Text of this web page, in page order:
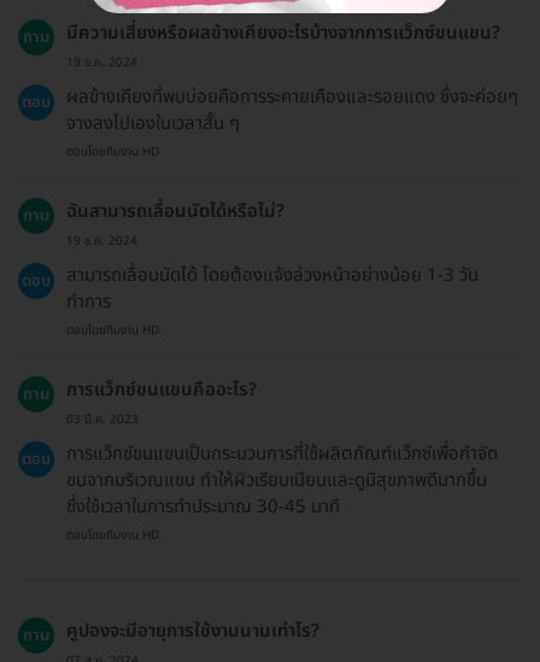
ถาม มีความเสี่ยงหรือผลข้างเคียงอะไรบ้างจากการแว็กซ์ขนแขน?
19 ธ.ค. 2024
ตอบ
ผลข้างเคียงที่พบบ่อยคือการระคายเคืองและรอยแดง ซึ่งจะค่อยๆ
จางลงไปเองในเวลาสั้น ๆ
ตอบโดยทีมงาน HD
ถาม ฉันสามารถเลื่อนนัดได้หรือไม่?
19 ธ.ค. 2024
ตอบ
สามารถเลื่อนนัดได้ โดยต้องแจ้งล่วงหน้าอย่างน้อย 1-3 วัน
ทำการ
ตอบโดยทีมงาน HD
ถาม การแว็กซ์ขนแขนคืออะไร?
03 มี.ค. 2023
ตอบ
การแว็กซ์ขนแขนเป็นกระบวนการที่ใช้ผลิตภัณฑ์แว็กซ์เพื่อกำจัด
ขนจากบริเวณแขน ทำให้ผิวเรียบเนียนและดูมีสุขภาพดีมากขึ้น
ซึ่งใช้เวลาในการทำประมาณ 30-45 นาที
ตอบโดยทีมงาน HD
ถาม คูปองจะมีอายุการใช้งานนานเท่าไร?